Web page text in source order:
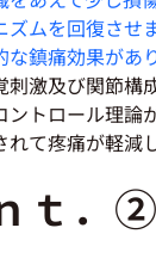
ムを回復させま
鎮痛効果があり
激及び関節構
ントロール理論
て疼痛が軽減
ｔ．②